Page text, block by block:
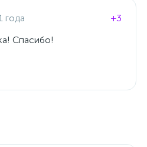
года
+3
Спасибо!